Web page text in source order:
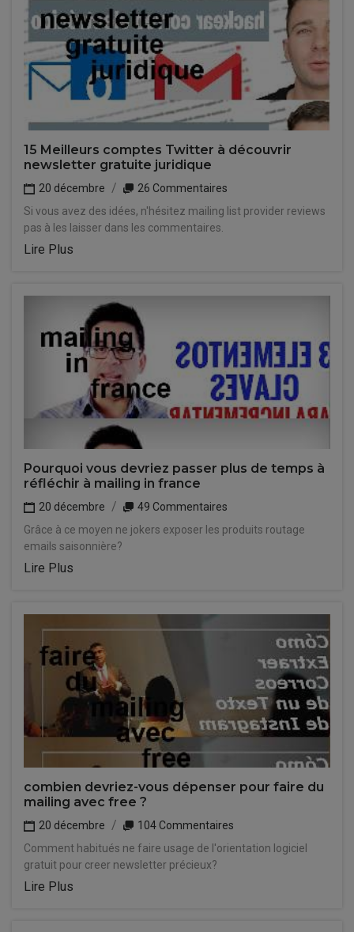
15 Meilleurs comptes Twitter à découvrir
newsletter gratuite juridique
20 décembre
26 Commentaires
Si vous avez des idées, n'hésitez mailing list provider reviews
pas à les laisser dans les commentaires.
Lire Plus
Pourquoi vous devriez passer plus de temps à
réfléchir à mailing in france
20 décembre
49 Commentaires
Grâce à ce moyen ne jokers exposer les produits routage
emails saisonnière?
Lire Plus
combien devriez-vous dépenser pour faire du
mailing avec free ?
20 décembre
104 Commentaires
Comment habitués ne faire usage de l'orientation logiciel
gratuit pour creer newsletter précieux?
Lire Plus